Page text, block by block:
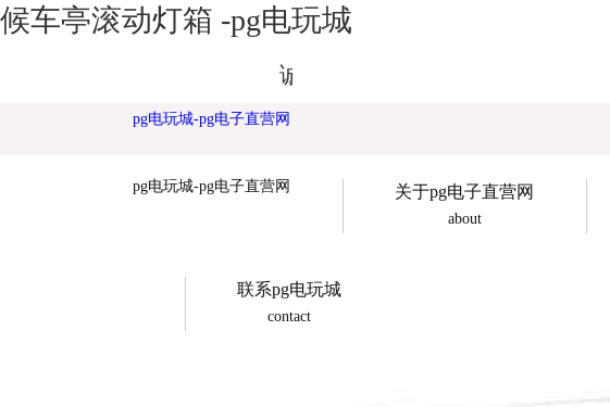
候车亭滚动灯箱 -pg电玩城
诚展广告欢迎您
pg电玩城-pg电子直营网
pg电玩城-pg电子直营网 关于pg电子直营网
about
联系pg电玩城
contact